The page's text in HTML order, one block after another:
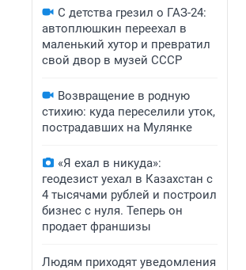
С детства грезил о ГАЗ-24:
автоплюшкин переехал в
маленький хутор и превратил
свой двор в музей СССР
Возвращение в родную
стихию: куда переселили уток,
пострадавших на Мулянке
«Я ехал в никуда»:
геодезист уехал в Казахстан с
4 тысячами рублей и построил
бизнес с нуля. Теперь он
продает франшизы
Людям приходят уведомления